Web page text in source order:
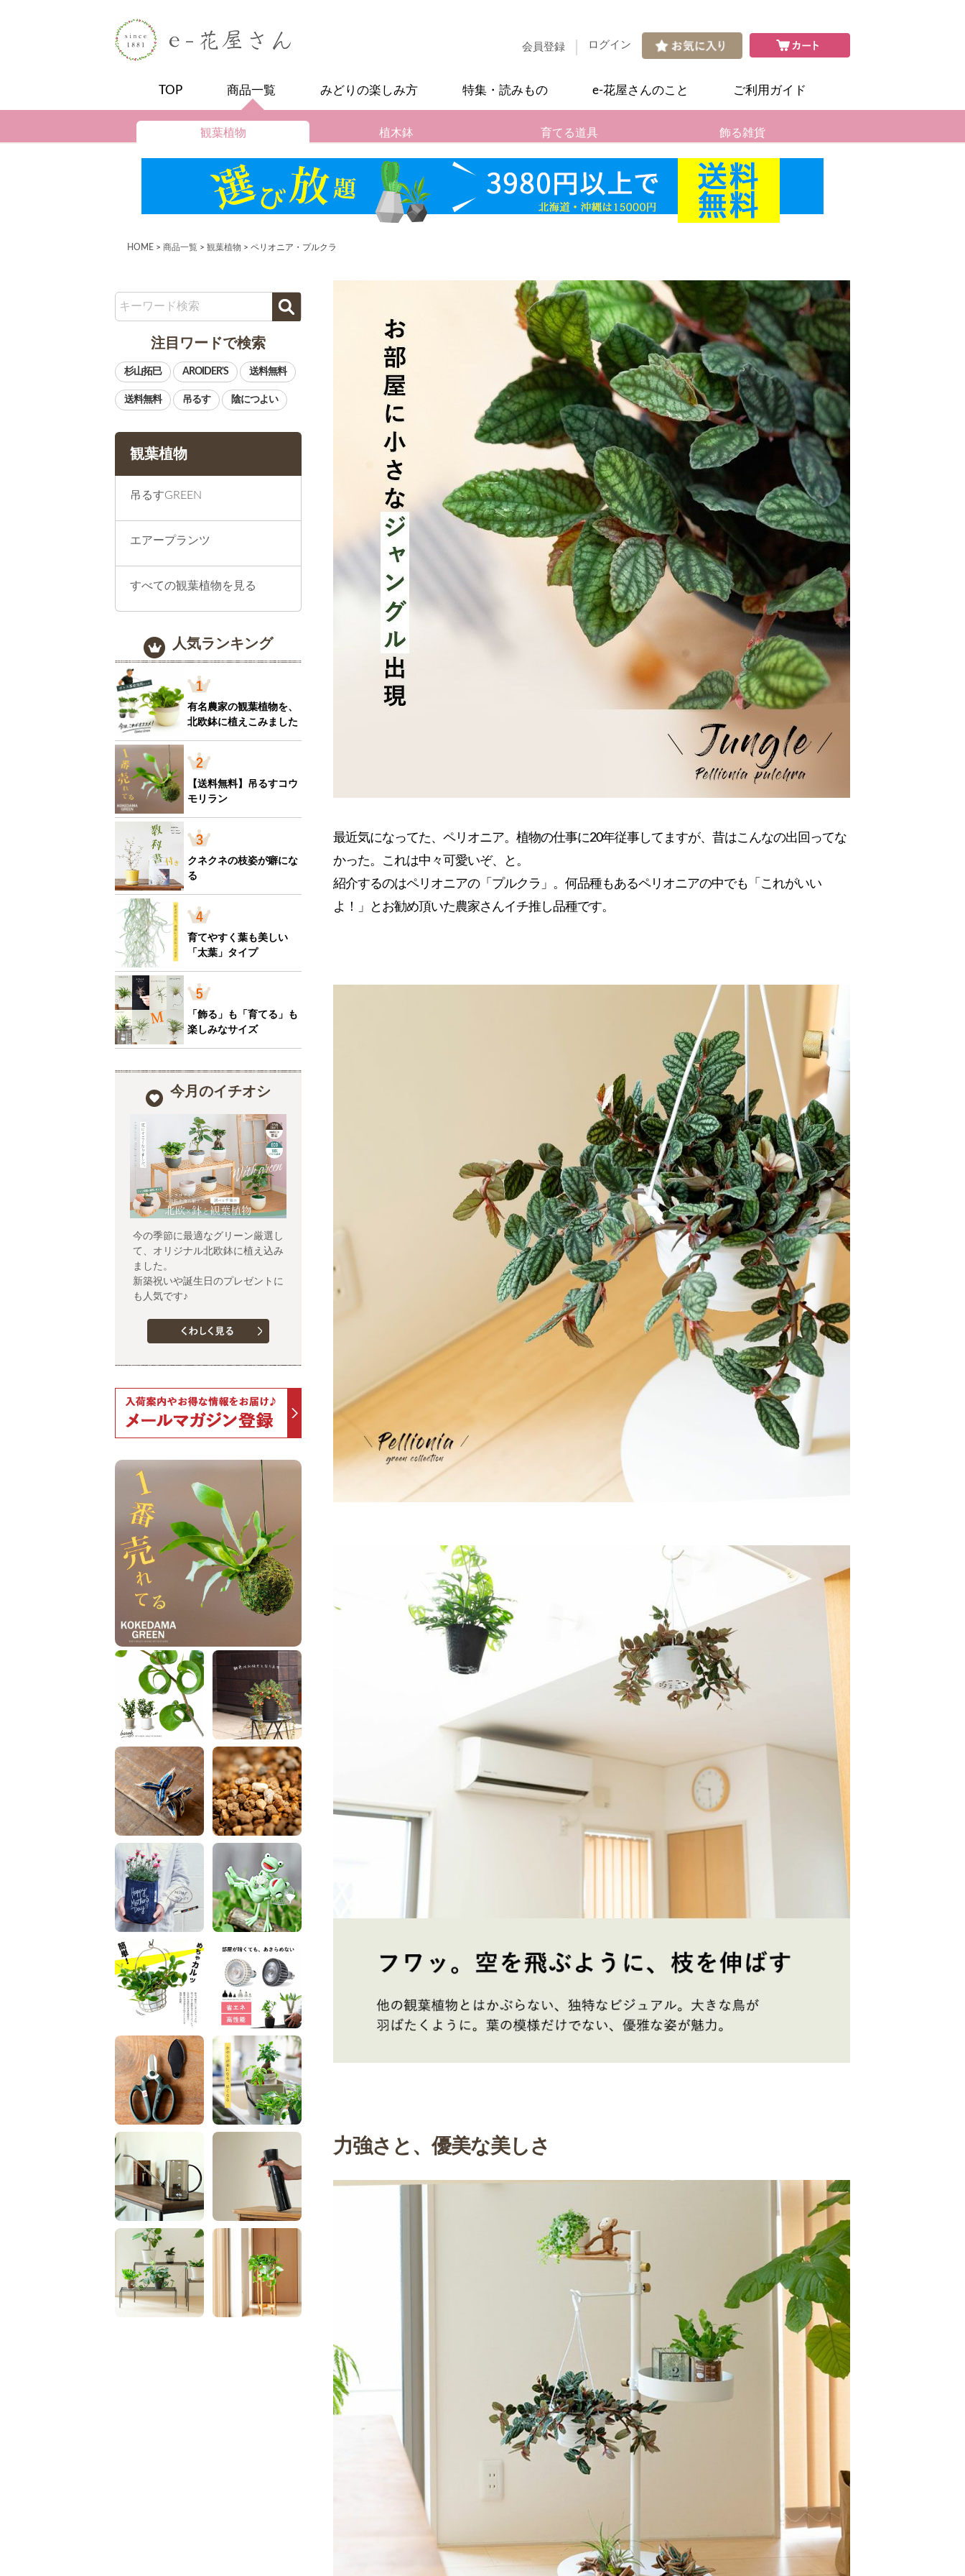
会員登録 ログイン
TOP 商品一覧 みどりの楽しみ方 特集・読みもの e-花屋さんのこと ご利用ガイド
観葉植物 植木鉢 育てる道具 飾る雑貨
HOME 商品一覧 観葉植物 ペリオニア・プルクラ
注目ワードで検索
観葉植物
吊るすGREEN
エアープランツ
すべての観葉植物を見る
人気ランキング
有名農家の観葉植物を、
北欧鉢に植えこみました
【送料無料】吊るすコウ
モリラン
クネクネの枝姿が癖にな
る
育てやすく葉も美しい
「太葉」タイプ
「飾る」も「育てる」も
楽しみなサイズ
今月のイチオシ
今の季節に最適なグリーン厳選し
て、オリジナル北欧鉢に植え込み
ました。
新築祝いや誕生日のプレゼントに
も人気です♪
最近気になってた、ペリオニア。植物の仕事に20年従事してますが、昔はこんなの出回ってな
かった。これは中々可愛いぞ、と。
紹介するのはペリオニアの「プルクラ」。何品種もあるペリオニアの中でも「これがいい
よ！」とお勧め頂いた農家さんイチ推し品種です。
力強さと、優美な美しさ